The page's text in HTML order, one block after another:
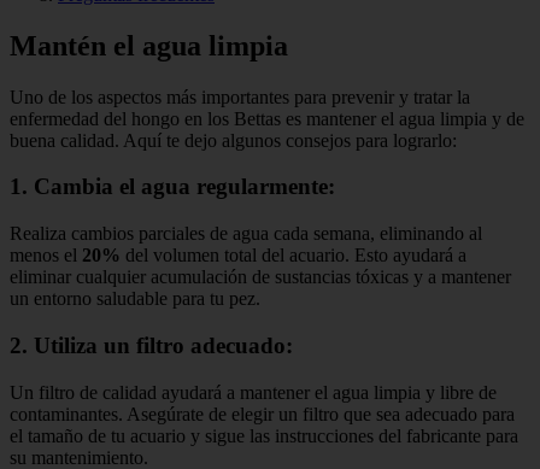
Mantén el agua limpia
Uno de los aspectos más importantes para prevenir y tratar la
enfermedad del hongo en los Bettas es mantener el agua limpia y de
buena calidad. Aquí te dejo algunos consejos para lograrlo:
1. Cambia el agua regularmente:
Realiza cambios parciales de agua cada semana, eliminando al
menos el 20% del volumen total del acuario. Esto ayudará a
eliminar cualquier acumulación de sustancias tóxicas y a mantener
un entorno saludable para tu pez.
2. Utiliza un filtro adecuado:
Un filtro de calidad ayudará a mantener el agua limpia y libre de
contaminantes. Asegúrate de elegir un filtro que sea adecuado para
el tamaño de tu acuario y sigue las instrucciones del fabricante para
su mantenimiento.